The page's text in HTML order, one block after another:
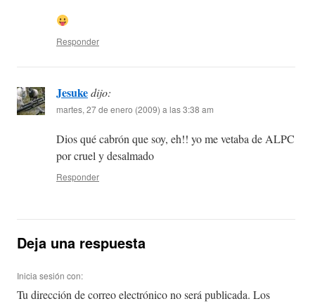
Responder
Jesukedijo:
martes, 27 de enero (2009) a las 3:38 am
Dios qué cabrón que soy, eh!! yo me vetaba de ALPC
por cruel y desalmado
Responder
Deja una respuesta
Inicia sesión con:
Tu dirección de correo electrónico no será publicada. Los